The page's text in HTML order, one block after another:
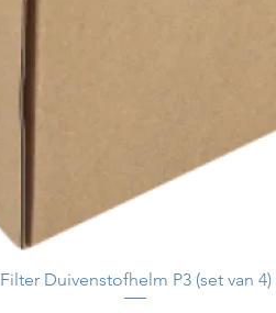
Filter Duivenstofhelm P3 (set van 4)